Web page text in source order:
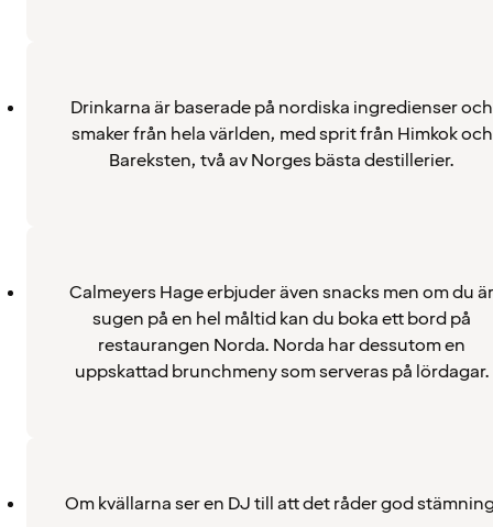
Drinkarna är baserade på nordiska ingredienser och
smaker från hela världen, med sprit från Himkok och
Bareksten, två av Norges bästa destillerier.
Calmeyers Hage erbjuder även snacks men om du är
sugen på en hel måltid kan du boka ett bord på
restaurangen Norda. Norda har dessutom en
uppskattad brunchmeny som serveras på lördagar.
Om kvällarna ser en DJ till att det råder god